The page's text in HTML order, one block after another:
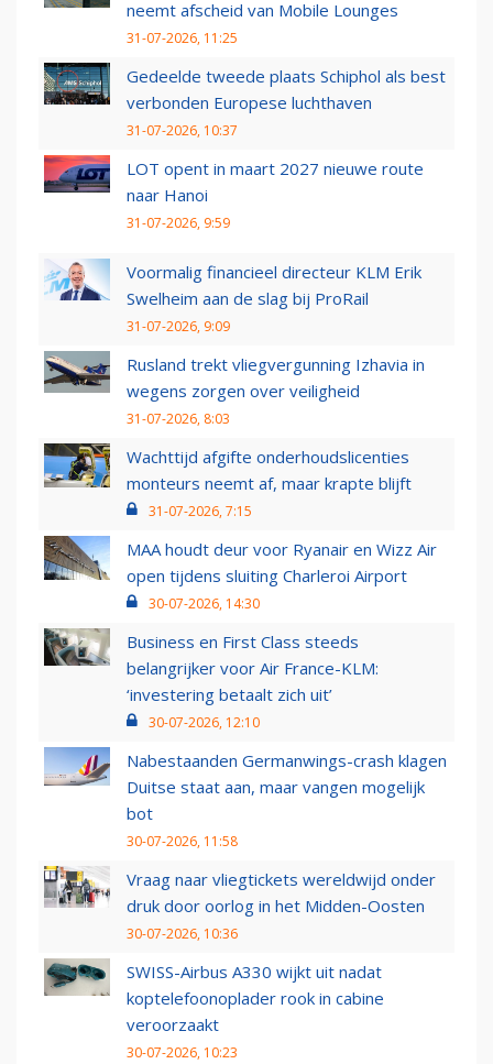
neemt afscheid van Mobile Lounges
31-07-2026, 11:25
Gedeelde tweede plaats Schiphol als best
verbonden Europese luchthaven
31-07-2026, 10:37
LOT opent in maart 2027 nieuwe route
naar Hanoi
31-07-2026, 9:59
Voormalig financieel directeur KLM Erik
Swelheim aan de slag bij ProRail
31-07-2026, 9:09
Rusland trekt vliegvergunning Izhavia in
wegens zorgen over veiligheid
31-07-2026, 8:03
Wachttijd afgifte onderhoudslicenties
monteurs neemt af, maar krapte blijft
31-07-2026, 7:15
MAA houdt deur voor Ryanair en Wizz Air
open tijdens sluiting Charleroi Airport
30-07-2026, 14:30
Business en First Class steeds
belangrijker voor Air France-KLM:
‘investering betaalt zich uit’
30-07-2026, 12:10
Nabestaanden Germanwings-crash klagen
Duitse staat aan, maar vangen mogelijk
bot
30-07-2026, 11:58
Vraag naar vliegtickets wereldwijd onder
druk door oorlog in het Midden-Oosten
30-07-2026, 10:36
SWISS-Airbus A330 wijkt uit nadat
koptelefoonoplader rook in cabine
veroorzaakt
30-07-2026, 10:23